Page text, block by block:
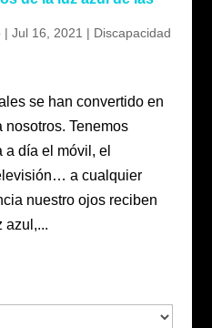
| Jul 16, 2021 | Discapacidad
se han convertido en
Tenemos
a día el móvil, el
a cualquier
nuestro ojos reciben
azul,...